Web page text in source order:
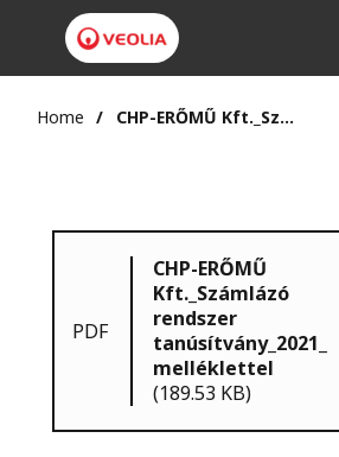
Home CHP-ERŐMŰ Kft._Számlázó rendszer tanúsítvány_2021_melléklettel
PDF
CHP-ERŐMŰ
Kft._Számlázó
rendszer
tanúsítvány_2021_
melléklettel
(189.53 KB)